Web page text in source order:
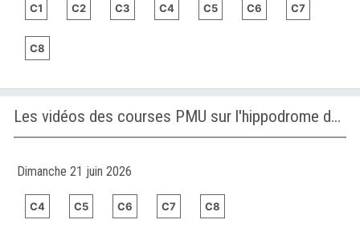
C1 C2 C3 C4 C5 C6 C7
C8
Les vidéos des courses PMU sur l'hippodrome de PARIS-VINCENNES
Dimanche 21 juin 2026
C4 C5 C6 C7 C8